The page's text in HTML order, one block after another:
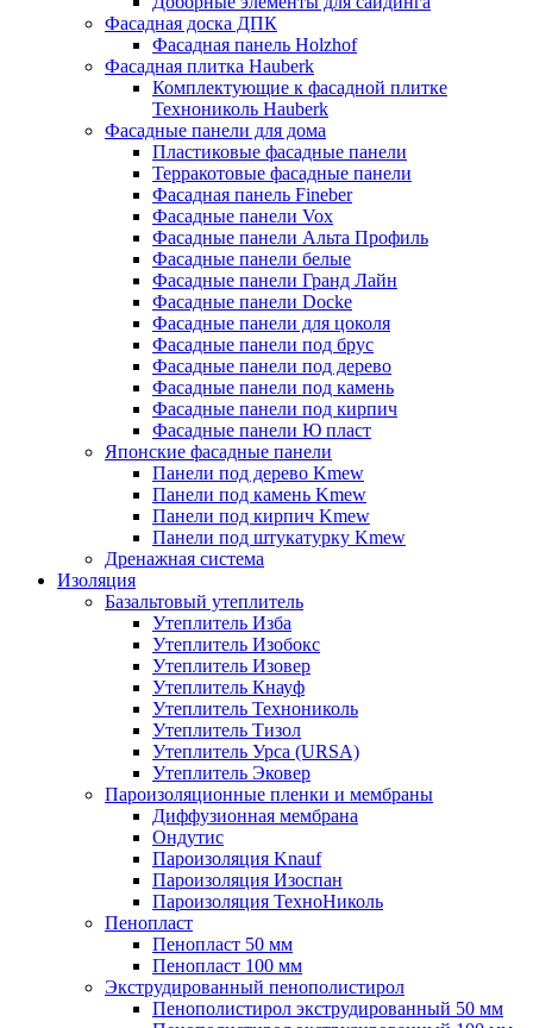
Фасадная доска ДПК
Фасадная панель Holzhof
Фасадная плитка Hauberk
Комплектующие к фасадной плитке
Технониколь Hauberk
Фасадные панели для дома
Пластиковые фасадные панели
Терракотовые фасадные панели
Фасадная панель Fineber
Фасадные панели Vox
Фасадные панели Альта Профиль
Фасадные панели белые
Фасадные панели Гранд Лайн
Фасадные панели Docke
Фасадные панели для цоколя
Фасадные панели под брус
Фасадные панели под дерево
Фасадные панели под камень
Фасадные панели под кирпич
Фасадные панели Ю пласт
Японские фасадные панели
Панели под дерево Kmew
Панели под камень Kmew
Панели под кирпич Kmew
Панели под штукатурку Kmew
Дренажная система
Изоляция
Базальтовый утеплитель
Утеплитель Изба
Утеплитель Изобокс
Утеплитель Изовер
Утеплитель Кнауф
Утеплитель Технониколь
Утеплитель Тизол
Утеплитель Урса (URSA)
Утеплитель Эковер
Пароизоляционные пленки и мембраны
Диффузионная мембрана
Ондутис
Пароизоляция Knauf
Пароизоляция Изоспан
Пароизоляция ТехноНиколь
Пенопласт
Пенопласт 50 мм
Пенопласт 100 мм
Экструдированный пенополистирол
Пенополистирол экструдированный 50 мм